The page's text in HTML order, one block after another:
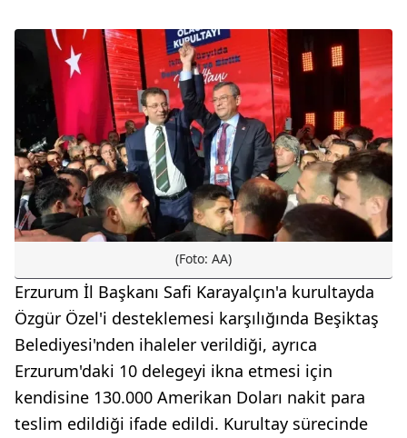
(Foto: AA)
Erzurum İl Başkanı Safi Karayalçın'a kurultayda
Özgür Özel'i desteklemesi karşılığında Beşiktaş
Belediyesi'nden ihaleler verildiği, ayrıca
Erzurum'daki 10 delegeyi ikna etmesi için
kendisine 130.000 Amerikan Doları nakit para
teslim edildiği ifade edildi. Kurultay sürecinde